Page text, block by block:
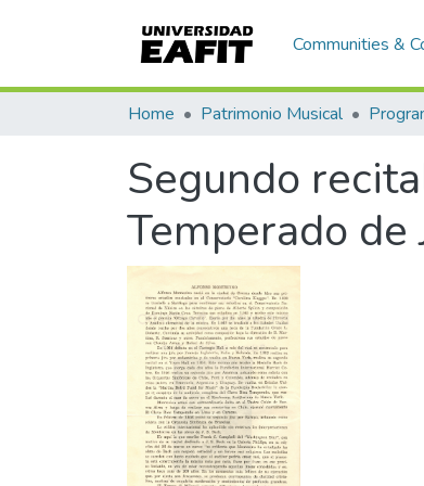
Communities &
Home Patrimonio Musical
Segundo
Temperado de